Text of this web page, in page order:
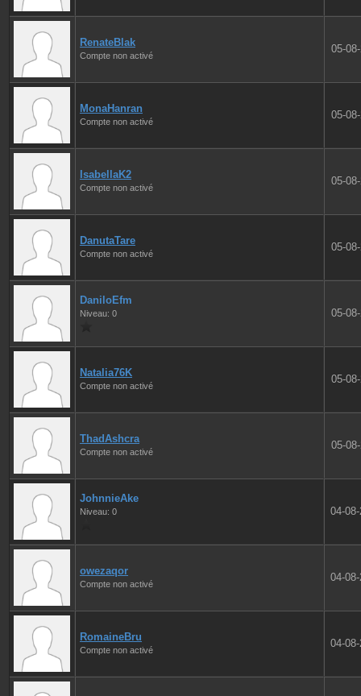
RenateBlak
Compte non activé
05-
MonaHanran
Compte non activé
05-
IsabellaK2
Compte non activé
05-
DanutaTare
Compte non activé
05-
DaniloEfm
Niveau: 0 05-
Natalia76K
Compte non activé
05-
ThadAshcra
Compte non activé
05-
JohnnieAke
Niveau: 0 04-
owezaqor
Compte non activé
04-
RomaineBru
Compte non activé
04-